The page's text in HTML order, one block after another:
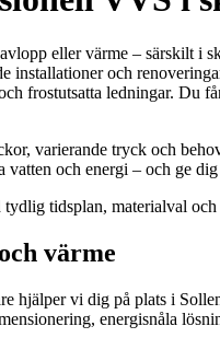
eller värme – särskilt
och
frostutsatta ledningar. Du
varierande tryck och
och energi – och ge
tidsplan, materialval
värme
hjälper vi dig på plats i
energisnåla